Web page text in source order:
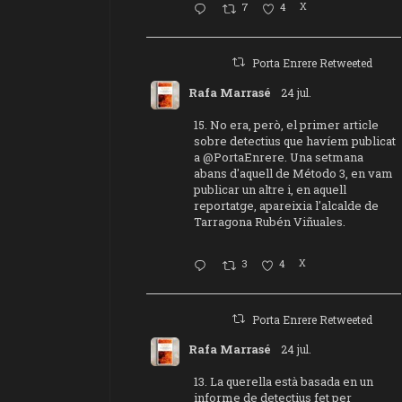
7 4 X
Porta Enrere Retweeted
Rafa Marrasé 24 jul.
15. No era, però, el primer article
sobre detectius que havíem publicat
a@PortaEnrere. Una setmana
abans d'aquell de Método 3, en vam
publicar un altre i, en aquell
reportatge, apareixia l'alcalde de
Tarragona Rubén Viñuales.
3 4 X
Porta Enrere Retweeted
Rafa Marrasé 24 jul.
13. La querella està basada en un
informe de detectius fet per